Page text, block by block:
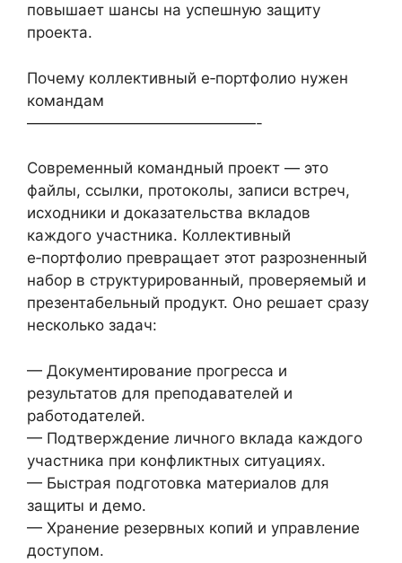
повышает шансы на успешную защиту
проекта.
Почему коллективный e‑портфолио нужен
командам
———————————————-
Современный командный проект — это
файлы, ссылки, протоколы, записи встреч,
исходники и доказательства вкладов
каждого участника. Коллективный
e‑портфолио превращает этот разрозненный
набор в структурированный, проверяемый и
презентабельный продукт. Оно решает сразу
несколько задач:
— Документирование прогресса и
результатов для преподавателей и
работодателей.
— Подтверждение личного вклада каждого
участника при конфликтных ситуациях.
— Быстрая подготовка материалов для
защиты и демо.
— Хранение резервных копий и управление
доступом.